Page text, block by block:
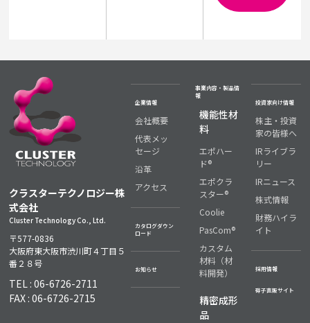
クラスターテクノロジー株
式会社
Cluster Technology Co., Ltd.
〒577-0836
大阪府東大阪市渋川町４丁目５
番２８号
TEL : 06-6726-2711
FAX : 06-6726-2715
企業情報
会社概要
代表メッ
セージ
沿革
アクセス
カタログダウン
ロード
お知らせ
事業内容・製品情
報
機能性材
料
エポハー
ド®
エポクラ
スター®
Coolie
PasCom®
カスタム
材料（材
料開発）
精密成形
品
投資家向け情報
株主・投資
家の皆様へ
IRライブラ
リー
IRニュース
株式情報
財務ハイラ
イト
採用情報
碍子直販サイト